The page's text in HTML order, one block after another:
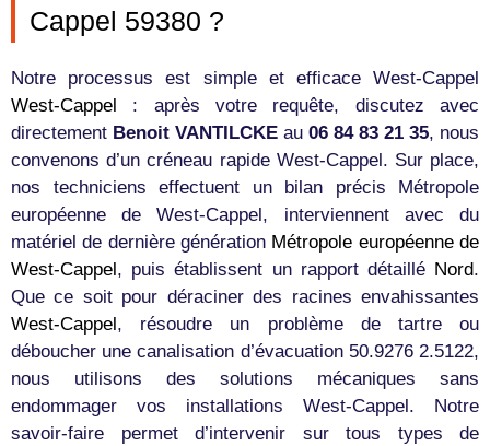
Cappel 59380 ?
Notre processus est simple et efficace West-Cappel
West-Cappel : après votre requête, discutez avec
directement Benoit VANTILCKE au 06 84 83 21 35, nous
convenons d’un créneau rapide West-Cappel. Sur place,
nos techniciens effectuent un bilan précis Métropole
européenne de West-Cappel, interviennent avec du
matériel de dernière génération Métropole européenne de
West-Cappel, puis établissent un rapport détaillé Nord.
Que ce soit pour déraciner des racines envahissantes
West-Cappel, résoudre un problème de tartre ou
déboucher une canalisation d’évacuation 50.9276 2.5122,
nous utilisons des solutions mécaniques sans
endommager vos installations West-Cappel. Notre
savoir-faire permet d’intervenir sur tous types de